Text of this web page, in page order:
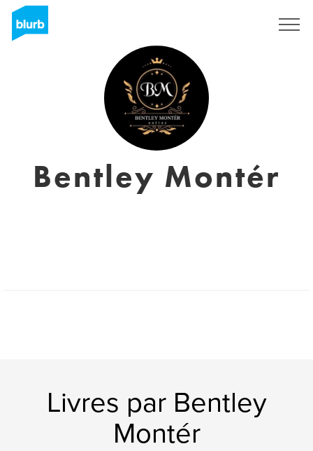
Bentley Montér
Livres par Bentley
Montér